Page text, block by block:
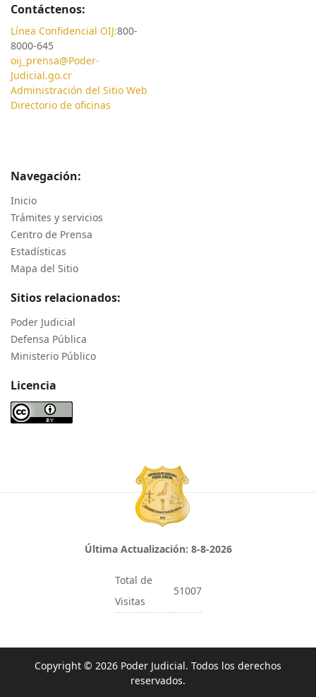
Contáctenos:
Línea Confidencial OIJ:800-
8000-645
oij_prensa@Poder-
Judicial.go.cr
Administración del Sitio Web
Directorio de oficinas
Navegación:
Inicio
Trámites y servicios
Centro de Prensa
Estadísticas
Mapa del Sitio
Sitios relacionados:
Poder Judicial
Defensa Pública
Ministerio Público
Licencia
Última Actualización: 8-8-2026
Total de
Visitas
51007
Copyright © 2026 Poder Judicial. Todos los derechos
reservados.